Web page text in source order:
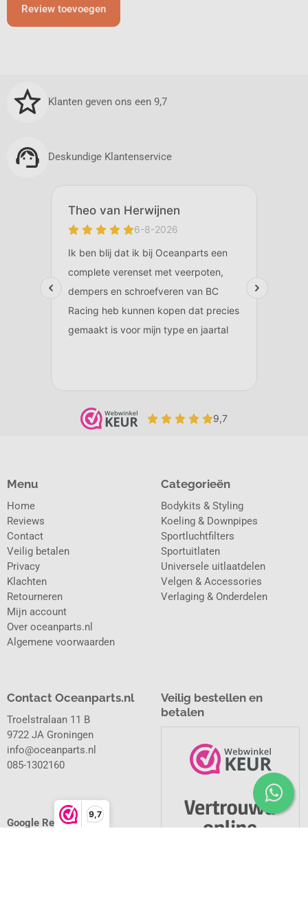
9,7
Review toevoegen
Klanten geven ons een 9,7
Deskundige Klantenservice
Categorieën
Bodykits & Styling
Koeling & Downpipes
Sportluchtfilters
Sportuitlaten
Universele uitlaatdelen
Velgen & Accessories
Verlaging & Onderdelen
Menu
Home
Reviews
Contact
Veilig betalen
Privacy
Klachten
Retourneren
Mijn account
Over oceanparts.nl
Algemene voorwaarden
Contact Oceanparts.nl
Troelstralaan 11 B
9722 JA Groningen
info@oceanparts.nl
085-1302160
Google Reviews
Veilig bestellen en
betalen